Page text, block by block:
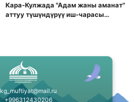
Кара-Кулжада "Адам жаны аманат"
аттуу түшүндүрүү иш-чарасы
kg_muftiyat@mail.ru
+996312430206